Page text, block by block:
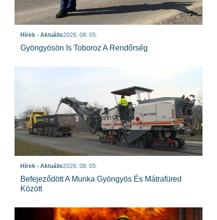
Hírek - Aktuális2026. 08. 05.
Gyöngyösön Is Toboroz A Rendőrség
Hírek - Aktuális2026. 08. 05.
Befejeződött A Munka Gyöngyös És Mátrafüred
Között